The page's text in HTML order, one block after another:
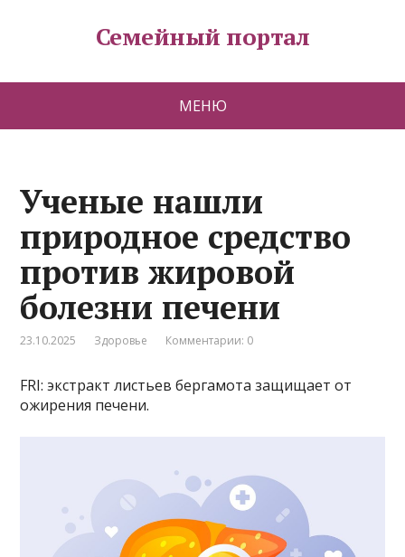
Семейный портал
МЕНЮ
Ученые нашли
природное средство
против жировой
болезни печени
23.10.2025 Здоровье Комментарии: 0
FRI: экстракт листьев бергамота защищает от
ожирения печени.